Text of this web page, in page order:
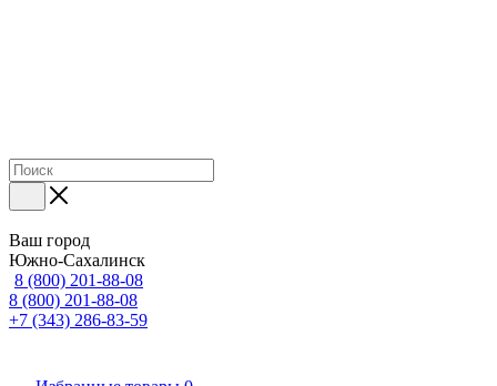
Ваш город
Южно-Сахалинск
8 (800) 201-88-08
8 (800) 201-88-08
+7 (343) 286-83-59